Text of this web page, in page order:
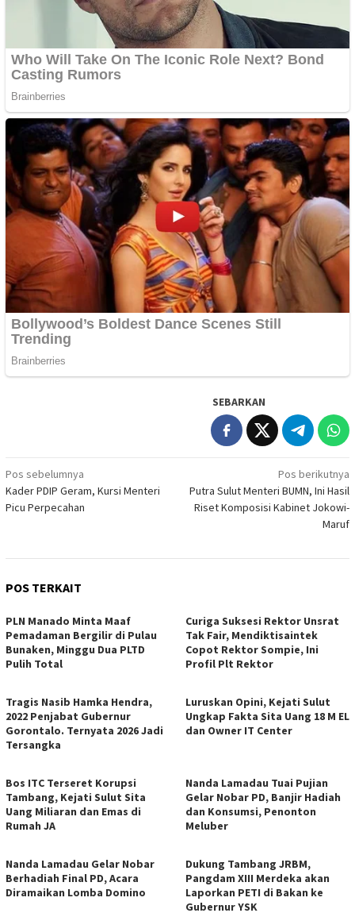
SEBARKAN
Navigasi
pos
Pos sebelumnya
Kader PDIP Geram, Kursi Menteri
Picu Perpecahan
Pos berikutnya
Putra Sulut Menteri BUMN, Ini Hasil
Riset Komposisi Kabinet Jokowi-
Maruf
POS TERKAIT
PLN Manado Minta Maaf
Pemadaman Bergilir di Pulau
Bunaken, Minggu Dua PLTD
Pulih Total
Curiga Suksesi Rektor Unsrat
Tak Fair, Mendiktisaintek
Copot Rektor Sompie, Ini
Profil Plt Rektor
Tragis Nasib Hamka Hendra,
2022 Penjabat Gubernur
Gorontalo. Ternyata 2026 Jadi
Tersangka
Luruskan Opini, Kejati Sulut
Ungkap Fakta Sita Uang 18 M EL
dan Owner IT Center
Bos ITC Terseret Korupsi
Tambang, Kejati Sulut Sita
Uang Miliaran dan Emas di
Rumah JA
Nanda Lamadau Tuai Pujian
Gelar Nobar PD, Banjir Hadiah
dan Konsumsi, Penonton
Meluber
Nanda Lamadau Gelar Nobar
Berhadiah Final PD, Acara
Diramaikan Lomba Domino
Dukung Tambang JRBM,
Pangdam XIII Merdeka akan
Laporkan PETI di Bakan ke
Gubernur YSK